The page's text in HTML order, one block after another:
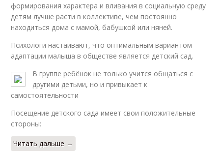
формирования характера и вливания в социальную среду
детям лучше расти в коллективе, чем постоянно
находиться дома с мамой, бабушкой или няней.
Психологи настаивают, что оптимальным вариантом
адаптации малыша в обществе является детский сад.
В группе ребёнок не только учится общаться с
другими детьми, но и привыкает к
самостоятельности
Посещение детского сада имеет свои положительные
стороны:
Читать дальше →